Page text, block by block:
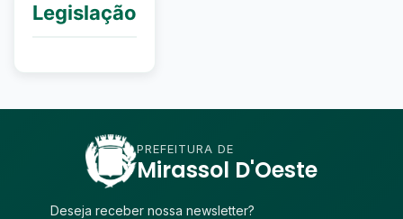
Legislação
PREFEITURA DE
Mirassol D'Oeste
Deseja receber nossa newsletter?